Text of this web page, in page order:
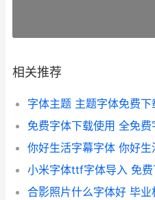
相关推荐
字体主题 主题字体免费下
免费字体下载使用 全免费
你好生活字幕字体 你好
小米字体ttf字体导入 免
合影照片什么字体好 毕业